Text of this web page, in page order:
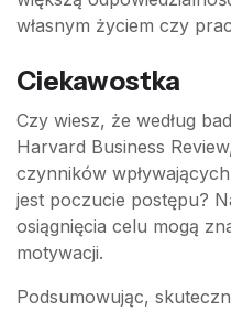
własnym życiem czy
Ciekawostka
Czy wiesz, że według
Harvard Business
czynników
jest poczucie postępu?
osiągnięcia celu mogą
motywacji.
Podsumowując,